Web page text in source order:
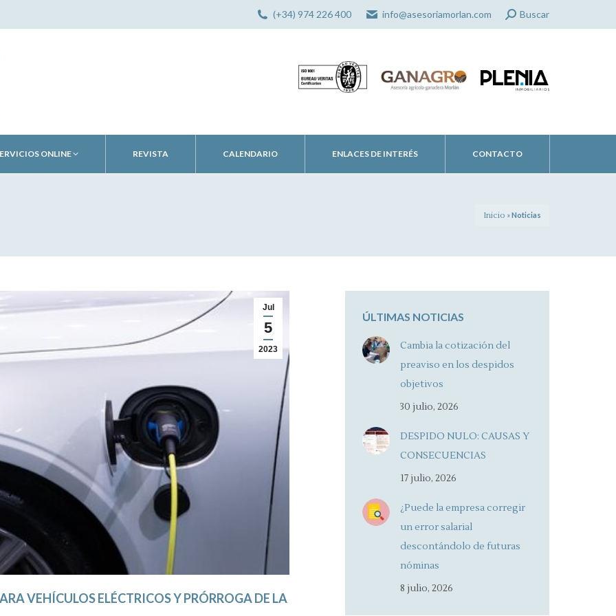
(+34) 974 226 400 info@asesoriamorlan.com Search:
Buscar
ONLINE REVISTA CALENDARIO ENLACES DE INTERÉS CONTACTO
Inicio »Noticias
Jul
5
2023
VEHÍCULOS ELÉCTRICOS Y PRÓRROGA DE LA
ÚLTIMAS NOTICIAS
Cambia la cotización del
preaviso en los despidos
objetivos
30 julio, 2026
DESPIDO NULO: CAUSAS Y
CONSECUENCIAS
17 julio, 2026
¿Puede la empresa corregir
un error salarial
descontándolo de futuras
nóminas
8 julio, 2026